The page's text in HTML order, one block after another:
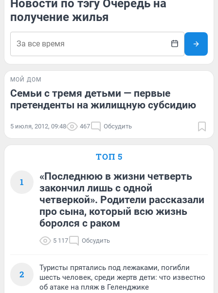
Новости по тэгу Очередь на
получение жилья
МОЙ ДОМ
Семьи с тремя детьми — первые
претенденты на жилищную субсидию
5 июля, 2012, 09:48 467 Обсудить
ТОП 5
1
«Последнюю в жизни четверть
закончил лишь с одной
четверкой». Родители рассказали
про сына, который всю жизнь
боролся с раком
5 117 Обсудить
2
Туристы прятались под лежаками, погибли
шесть человек, среди жертв дети: что известно
об атаке на пляж в Геленджике